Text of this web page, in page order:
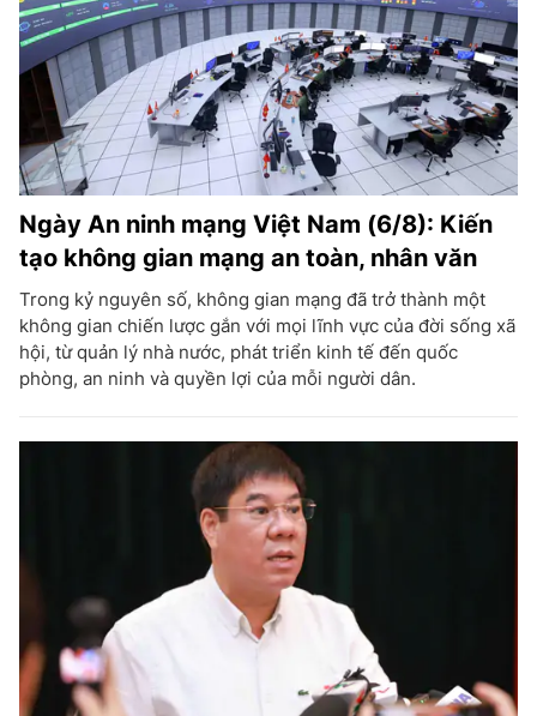
Ngày An ninh mạng Việt Nam (6/8): Kiến
tạo không gian mạng an toàn, nhân văn
Trong kỷ nguyên số, không gian mạng đã trở thành một
không gian chiến lược gắn với mọi lĩnh vực của đời sống xã
hội, từ quản lý nhà nước, phát triển kinh tế đến quốc
phòng, an ninh và quyền lợi của mỗi người dân.